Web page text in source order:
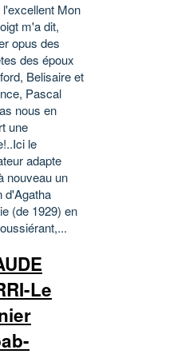
Mon
m'a dit,
opus des
des époux
Belisaire et
Pascal
nous en
une
le
adapte
nouveau un
d'Agatha
(de 1929) en
Le